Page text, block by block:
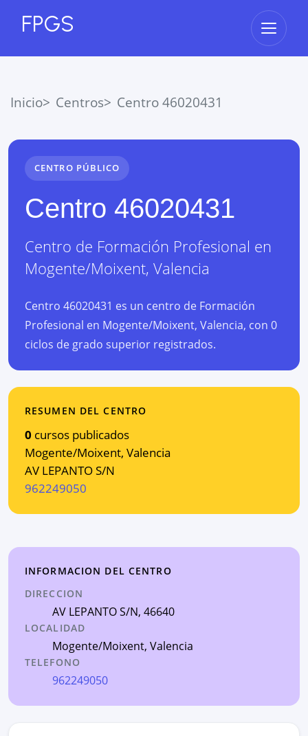
FPGS Abrir
Inicio Centros Centro 46020431
CENTRO PÚBLICO
Centro 46020431
Centro de Formación Profesional en
Mogente/Moixent, Valencia
Centro 46020431 es un centro de Formación
Profesional en Mogente/Moixent, Valencia, con 0
ciclos de grado superior registrados.
RESUMEN DEL CENTRO
0 cursos publicados
Mogente/Moixent, Valencia
AV LEPANTO S/N
962249050
INFORMACION DEL CENTRO
DIRECCION
AV LEPANTO S/N, 46640
LOCALIDAD
Mogente/Moixent, Valencia
TELEFONO
962249050